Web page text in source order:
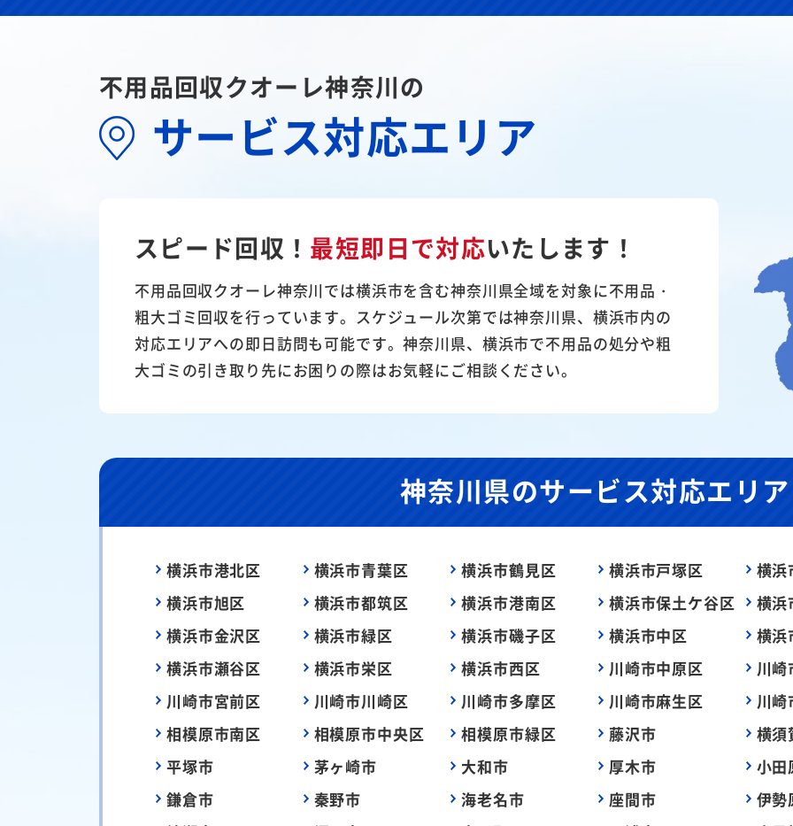
不用品回収クオーレ神奈川の
サービス対応エリア
スピード回収！ 最短即日で対応いたします！
不用品回収クオーレ神奈川では横浜市を含む神奈川県全域を対象に不用品・
粗大ゴミ回収を行っています。スケジュール次第では神奈川県、横浜市内の
対応エリアへの即日訪問も可能です。神奈川県、横浜市で不用品の処分や粗
大ゴミの引き取り先にお困りの際はお気軽にご相談ください。
神奈川県のサービス対応エリア
横浜市港北区 横浜市青葉区 横浜市鶴見区 横浜市戸塚区
横浜
横浜市旭区
横浜市都筑区 横浜市港南区 横浜市保土ケ谷区
横浜
横浜市金沢区
横浜市緑区 横浜市磯子区 横浜市中区
横浜
横浜市瀬谷区
横浜市栄区 横浜市西区 川崎市中原区
川
川崎市宮前区
川崎市川崎区 川崎市多摩区 川崎市麻生区
川
相模原市南区
相模原市中央区 相模原市緑区 藤沢市
横須
平塚市
茅ヶ崎市 大和市 厚木市
小田
鎌倉市
秦野市 海老名市 座間市
伊勢